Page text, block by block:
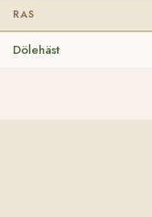
RAS
Dölehäst